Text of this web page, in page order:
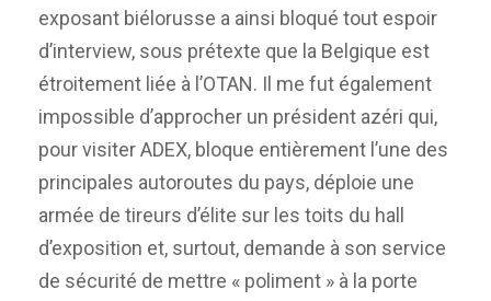
exposant biélorusse a ainsi bloqué tout espoir
d’interview, sous prétexte que la Belgique est
étroitement liée à l’OTAN. Il me fut également
impossible d’approcher un président azéri qui,
pour visiter ADEX, bloque entièrement l’une des
principales autoroutes du pays, déploie une
armée de tireurs d’élite sur les toits du hall
d’exposition et, surtout, demande à son service
de sécurité de mettre « poliment » à la porte